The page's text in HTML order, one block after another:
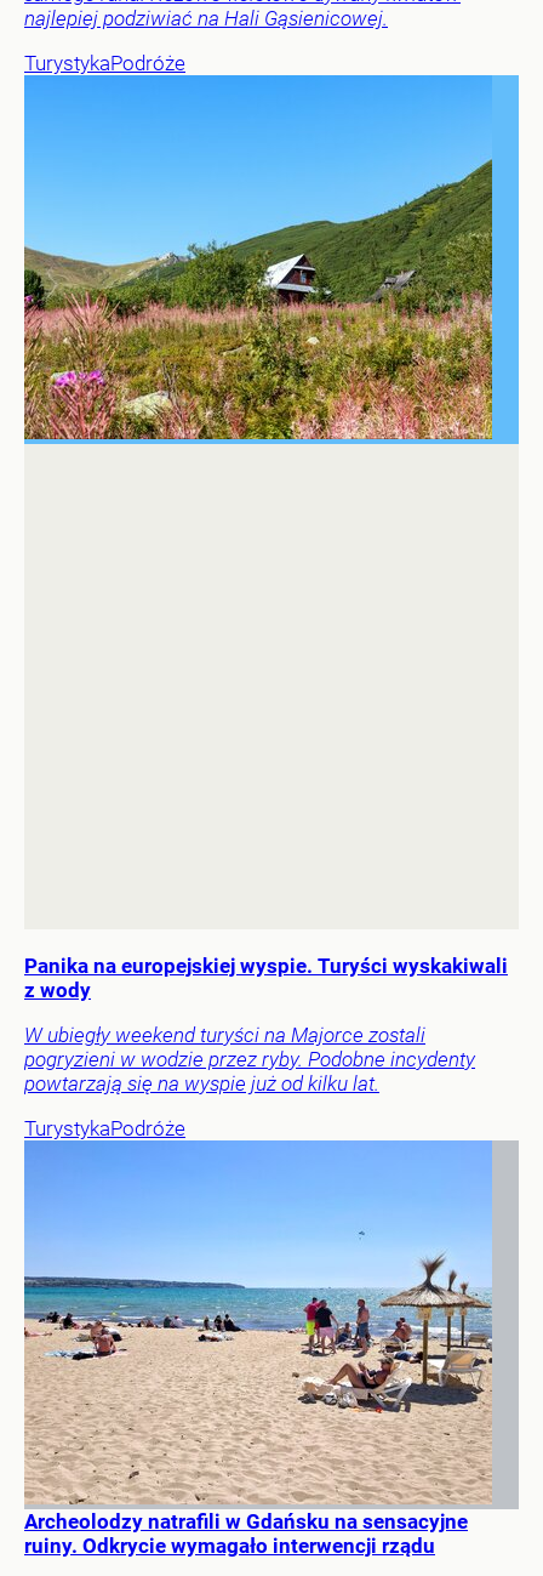
najlepiej podziwiać na Hali Gąsienicowej.
TurystykaPodróże
Panika na europejskiej wyspie. Turyści wyskakiwali
z wody
W ubiegły weekend turyści na Majorce zostali
pogryzieni w wodzie przez ryby. Podobne incydenty
powtarzają się na wyspie już od kilku lat.
TurystykaPodróże
Archeolodzy natrafili w Gdańsku na sensacyjne
ruiny. Odkrycie wymagało interwencji rządu